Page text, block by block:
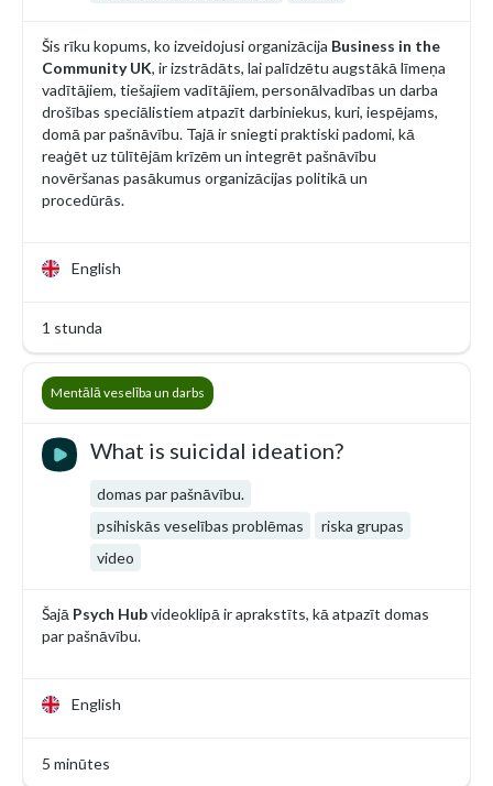
Šis rīku kopums, ko izveidojusi organizācija Business in the
Community UK, ir izstrādāts, lai palīdzētu augstākā līmeņa
vadītājiem, tiešajiem vadītājiem, personālvadības un darba
drošības speciālistiem atpazīt darbiniekus, kuri, iespējams,
domā par pašnāvību. Tajā ir sniegti praktiski padomi, kā
reaģēt uz tūlītējām krīzēm un integrēt pašnāvību
novēršanas pasākumus organizācijas politikā un
procedūrās.
English
1 stunda
What is suicidal ideation?
domas par pašnāvību.
psihiskās veselības problēmas
riska grupas
video
Šajā Psych Hubvideoklipā ir aprakstīts, kā atpazīt domas
par pašnāvību.
English
5 minūtes
Mentālā veselība un darbs